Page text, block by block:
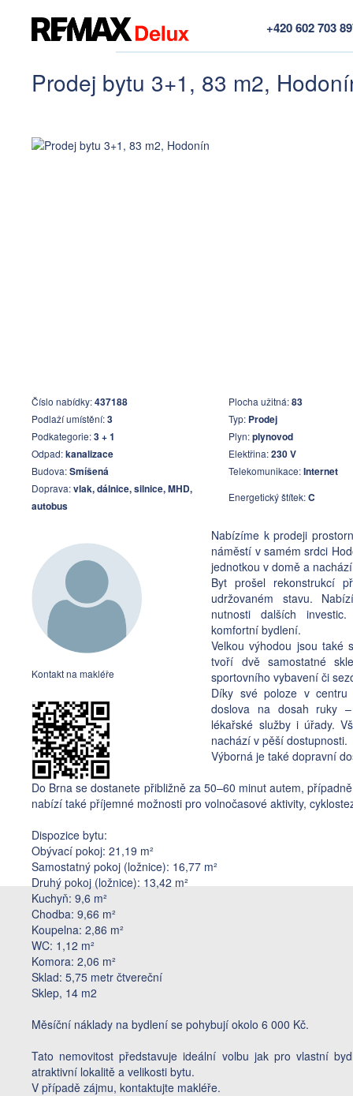
+420 602 703
Prodej bytu 3+1, 83 m2,
Číslo nabídky:437188 Plocha užitná:83
Podlaží umístění:3 Typ: Prodej
Podkategorie:3 + 1 Plyn:plynovod
Odpad:kanalizace Elektřina:230 V
Budova:Smíšená Telekomunikace:Internet
Doprava:vlak, dálnice, silnice, MHD,
autobus
Energetický štítek:C
Kontakt na makléře
Nabízíme k prodeji
náměstí v samém srdci
jednotkou v domě a
Byt prošel rekonstrukcí
udržovaném stavu.
nutnosti dalších
komfortní bydlení.
Velkou výhodou jsou také
tvoří dvě samostatné
sportovního vybavení či
Díky své poloze v centru
doslova na dosah ruky –
lékařské služby i úřady.
nachází v pěší dostupnosti.
Výborná je také dopravní
Do Brna se dostanete přibližně za 50–60 minut autem,
nabízí také příjemné možnosti pro volnočasové aktivity,
Dispozice bytu:
Obývací pokoj: 21,19 m²
Samostatný pokoj (ložnice): 16,77 m²
Druhý pokoj (ložnice): 13,42 m²
Kuchyň: 9,6 m²
Chodba: 9,66 m²
Koupelna: 2,86 m²
WC: 1,12 m²
Komora: 2,06 m²
Sklad: 5,75 metr čtvereční
Sklep, 14 m2
Měsíční náklady na bydlení se pohybují okolo 6 000 Kč.
Tato nemovitost představuje ideální volbu jak pro vlastní
atraktivní lokalitě a velikosti bytu.
V případě zájmu, kontaktujte makléře.